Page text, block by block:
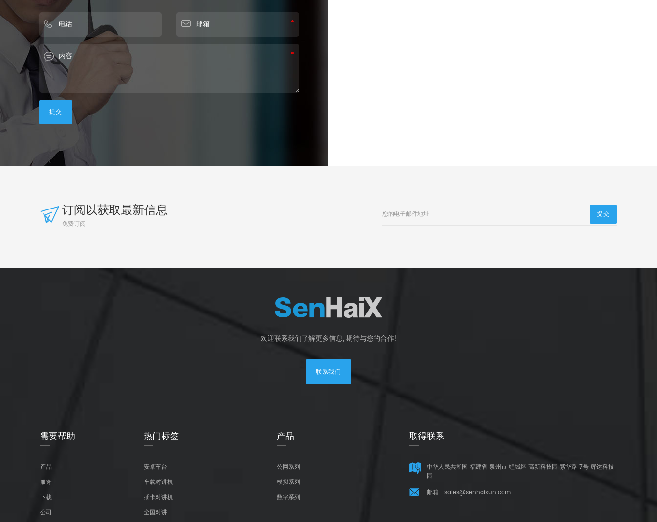
订阅以获取最新信息
免费订阅
欢迎联系我们了解更多信息, 期待与您的合作!
联系我们
需要帮助
产品
服务
下载
公司
热门标签
安卓车台
车载对讲机
插卡对讲机
全国对讲
产品
公网系列
模拟系列
数字系列
取得联系
中华人民共和国 福建省 泉州市 鲤城区 高新科技园 紫华路 7号 辉达科技
园
邮箱 :sales@senhaixun.com